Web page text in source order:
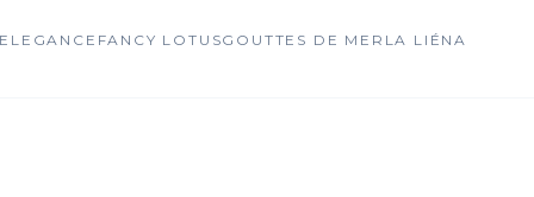
FANCY LOTUSGOUTTES DE MER LA LIÉNA